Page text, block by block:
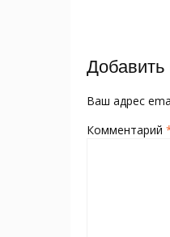
k
Добавить
Ваш адрес
Комментарий